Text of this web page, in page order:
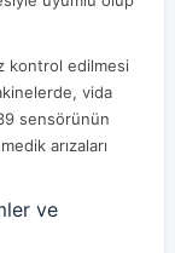
kontrol edilmesi
vida
sensörünün
arızaları
ve